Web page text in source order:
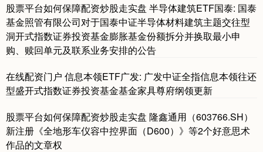
股票平台如何保障配资炒股走实盘 半导体建筑ETF国泰: 国泰
基金照管有限公司对于国泰中证半导体材料建筑主题交往型
洞开式指数证券投资基金膨胀基金份额拆分并换取最小申
购、赎回单元及联系业务安排的公告
在线配资门户 信息本领ETF广发: 广发中证全指信息本领往还
型盛开式指数证券投资基金基金家具尊府纲领更新
股票平台如何保障配资炒股走实盘 隆鑫通用（603766.SH）
新注册《全地形车仪容中控界面（D600）》等2个好意思术
作品的文章权